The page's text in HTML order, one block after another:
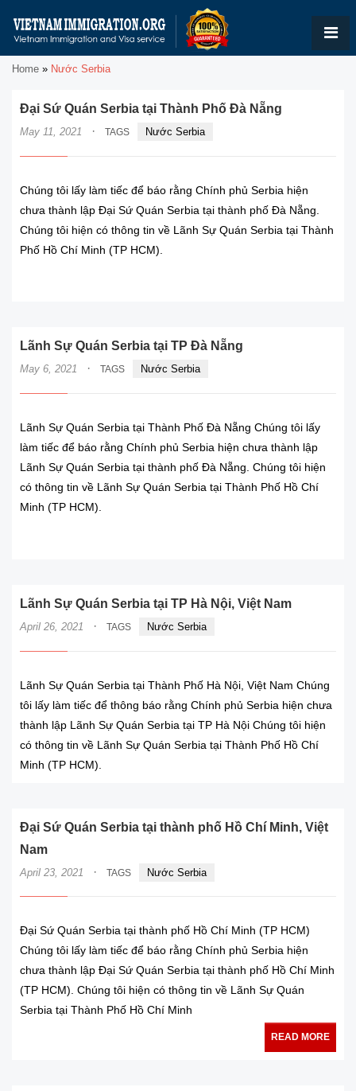
Home » Nước Serbia
Đại Sứ Quán Serbia tại Thành Phố Đà Nẵng
May 11, 2021 · TAGS Nước Serbia
Chúng tôi lấy làm tiếc để báo rằng Chính phủ Serbia hiện
chưa thành lập Đại Sứ Quán Serbia tại thành phố Đà Nẵng.
Chúng tôi hiện có thông tin về Lãnh Sự Quán Serbia tại Thành
Phố Hồ Chí Minh (TP HCM).
Lãnh Sự Quán Serbia tại TP Đà Nẵng
May 6, 2021 · TAGS Nước Serbia
Lãnh Sự Quán Serbia tại Thành Phố Đà Nẵng Chúng tôi lấy
làm tiếc để báo rằng Chính phủ Serbia hiện chưa thành lập
Lãnh Sự Quán Serbia tại thành phố Đà Nẵng. Chúng tôi hiện
có thông tin về Lãnh Sự Quán Serbia tại Thành Phố Hồ Chí
Minh (TP HCM).
Lãnh Sự Quán Serbia tại TP Hà Nội, Việt Nam
April 26, 2021 · TAGS Nước Serbia
Lãnh Sự Quán Serbia tại Thành Phố Hà Nội, Việt Nam Chúng
tôi lấy làm tiếc để thông báo rằng Chính phủ Serbia hiện chưa
thành lập Lãnh Sự Quán Serbia tại TP Hà Nội Chúng tôi hiện
có thông tin về Lãnh Sự Quán Serbia tại Thành Phố Hồ Chí
Minh (TP HCM).
Đại Sứ Quán Serbia tại thành phố Hồ Chí Minh, Việt
Nam
April 23, 2021 · TAGS Nước Serbia
Đại Sứ Quán Serbia tại thành phố Hồ Chí Minh (TP HCM)
Chúng tôi lấy làm tiếc để báo rằng Chính phủ Serbia hiện
chưa thành lập Đại Sứ Quán Serbia tại thành phố Hồ Chí Minh
(TP HCM). Chúng tôi hiện có thông tin về Lãnh Sự Quán
Serbia tại Thành Phố Hồ Chí Minh
READ MORE